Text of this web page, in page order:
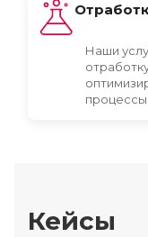
Наши
процессы
Кейсы